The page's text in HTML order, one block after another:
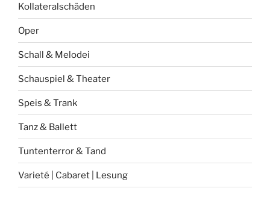
Kollateralschäden
Oper
Schall & Melodei
Schauspiel & Theater
Speis & Trank
Tanz & Ballett
Tuntenterror & Tand
Varieté | Cabaret | Lesung